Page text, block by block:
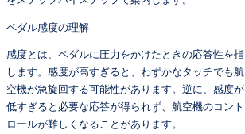
ペダル感度の理解
感度とは、ペダルに圧力をかけたときの応答性を指
します。感度が高すぎると、わずかなタッチでも航
空機が急旋回する可能性があります。逆に、感度が
低すぎると必要な応答が得られず、航空機のコント
ロールが難しくなることがあります。